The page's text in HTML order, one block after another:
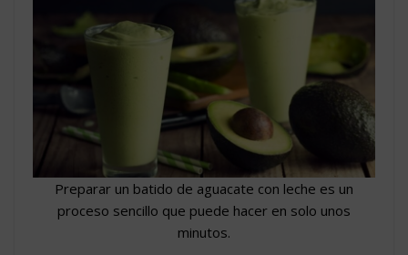
Preparar un batido de aguacate con leche es un
proceso sencillo que puede hacer en solo unos
minutos.